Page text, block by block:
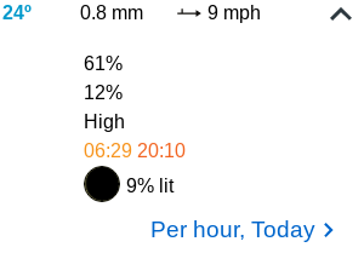
24º 0.8 mm 9 mph
61%
12%
High
06:29 20:10
9% lit
Per hour, Today